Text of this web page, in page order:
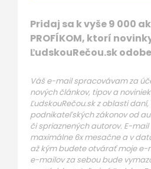
Pridaj sa k vyše 9 000
PROFÍKOM, ktorí
ĽudskouRečou.sk
Váš e-mail spracovávam za
nových článkov, tipov a
ĽudskouRečou.sk z oblasti
podnikateľských zákonov od
či spriaznených autorov. E-
maximálne 6x mesačne a v
až kým budete otvárať moje e-
e-mailov za sebou bude